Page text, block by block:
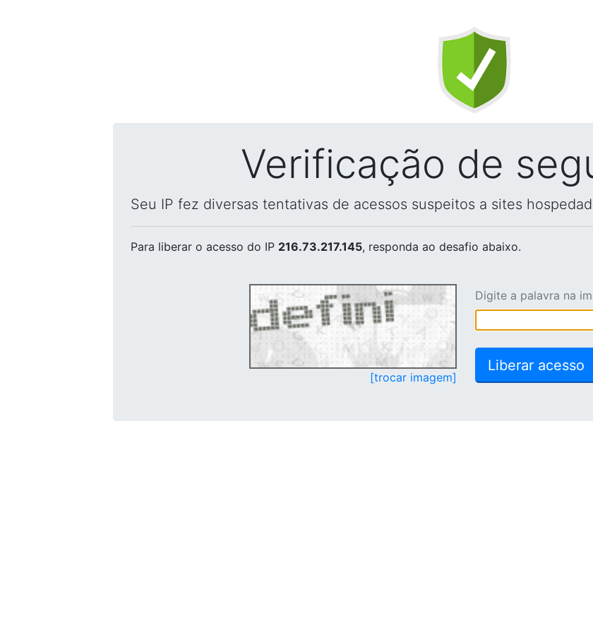
Verificação de
Seu IP fez diversas tentativas de acessos suspeitos a sites
Para liberar o acesso do IP 216.73.217.145, responda ao desafio abaixo.
[trocar imagem]
Digite a palavra na